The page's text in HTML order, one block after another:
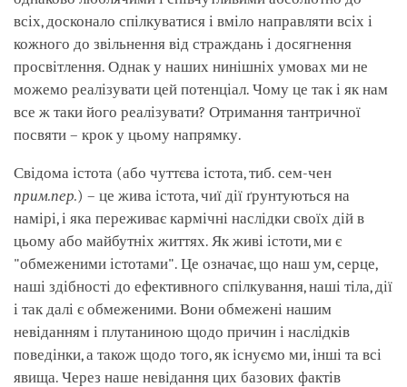
всіх, досконало спілкуватися і вміло направляти всіх і
кожного до звільнення від страждань і досягнення
просвітлення. Однак у наших нинішніх умовах ми не
можемо реалізувати цей потенціал. Чому це так і як нам
все ж таки його реалізувати? Отримання тантричної
посвяти – крок у цьому напрямку.
Свідома істота (або чуттєва істота, тиб. сем-чен
прим.пер.) – це жива істота, чиї дії ґрунтуються на
намірі, і яка переживає кармічні наслідки своїх дій в
цьому або майбутніх життях. Як живі істоти, ми є
"обмеженими істотами". Це означає, що наш ум, серце,
наші здібності до ефективного спілкування, наші тіла, дії
і так далі є обмеженими. Вони обмежені нашим
невіданням і плутаниною щодо причин і наслідків
поведінки, а також щодо того, як існуємо ми, інші та всі
явища. Через наше невідання цих базових фактів